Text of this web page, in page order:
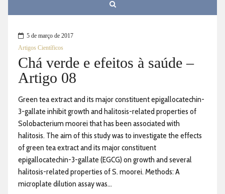
5 de março de 2017
Artigos Científicos
Chá verde e efeitos à saúde –
Artigo 08
Green tea extract and its major constituent epigallocatechin-
3-gallate inhibit growth and halitosis-related properties of
Solobacterium moorei that has been associated with
halitosis. The aim of this study was to investigate the effects
of green tea extract and its major constituent
epigallocatechin-3-gallate (EGCG) on growth and several
halitosis-related properties of S. moorei. Methods: A
microplate dilution assay was...